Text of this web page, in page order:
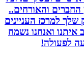
והאורחים..
העניינים
ואנחנו נשמח